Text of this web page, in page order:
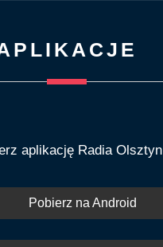
aplikację Radia Olsztyn
Pobierz na Android